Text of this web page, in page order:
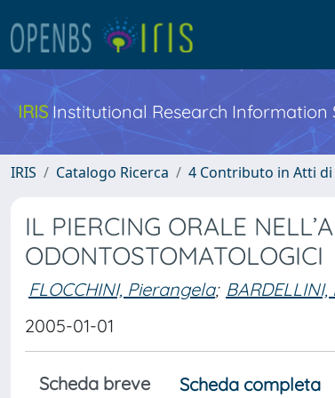
IRIS Institutional Research Information
IRIS Catalogo Ricerca 4 Contributo in Atti
IL PIERCING ORALE
ODONTOSTOMATOLOGICI
FLOCCHINI, Pierangela; BARDELLINI,
2005-01-01
Scheda breve Scheda completa